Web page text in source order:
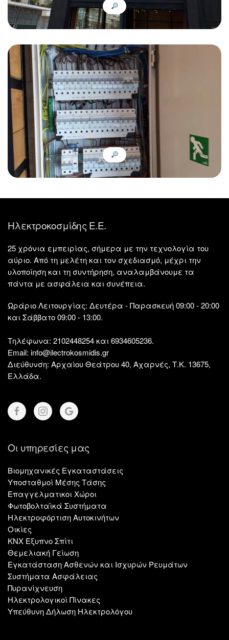
Ηλεκτροκοσμίδης Ε.Ε.
25 χρόνια εμπειρίας, σήμερα με την τεχνολογία του
αύριο. Από τη μελέτη και τον σχεδιασμό, μέχρι την
υλοποίηση και τη συντήρηση, αναλαμβάνουμε τα
πάντα με ασφάλεια και συνέπεια.
Ωράριο Λειτουργίας: Δευτέρα - Παρασκευή 09:00 - 20:00
και Σάββατο 09:00 - 13:00.
Τηλέφωνα: 2102448254 και 6934605236.
Email: info@ilectrokosmidis.gr
Διεύθυνση: Αρχαίου Θεάτρου 40, Αχαρνές, Τ.Κ. 13675,
Ελλάδα.
Οι υπηρεσίες μας
Βιομηχανικές Εγκαταστάσεις
Υποσταθμοί Μέσης Τάσης
Επαγγελματικοι Χώροι
Φωτοβολταϊκά Συστήματα
Ηλεκτροφόρτιση Αυτοκινήτων
Οικίες
KNX Εξυπνο Σπίτι
Θεμελιακή Γείωση
Εγκατάσταση Ασθενών και Ισχυρών Ρευμάτων
Συστήματα Ασφάλειας
Πυρανίχνευση
Ηλεκτρολογικοί Πίνακες
Υπεύθυνη Δήλωση Ηλεκτρολόγου